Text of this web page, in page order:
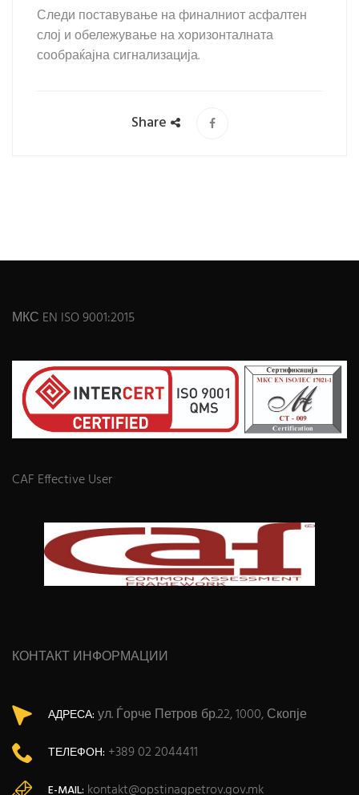
Следи поставување на финалниот асфалтен
слој и обележување на хоризонталната
сообраќајна сигнализација.
Share
МКС EN ISO 9001:2015
CAF Effective User
КОНТАКТ ИНФОРМАЦИИ
АДРЕСА: ул. Ѓорче Петров бр.22, 1000, Скопје
ТЕЛЕФОН: +389 02 2044411
E-MAIL: kontakt@opstinagpetrov.gov.mk